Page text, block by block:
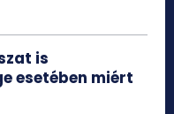
is
esetében miért